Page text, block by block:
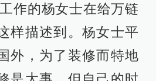
作的杨女士在给万链
样描述到。杨女士平
外，为了装修而特地